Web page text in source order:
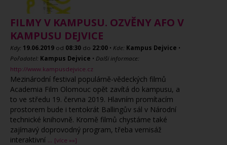
FILMY V KAMPUSU. OZVĚNY AFO V
KAMPUSU DEJVICE
Kdy: 19.06.2019 od 08:30 do 22:00 • Kde: Kampus Dejvice •
Pořadatel: Kampus Dejvice • Další informace:
http://www.kampusdejvice.cz
Mezinárodní festival populárně-vědeckých filmů
Academia Film Olomouc opět zavítá do kampusu, a
to ve středu 19. června 2019. Hlavním promítacím
prostorem bude i tentokrát Ballingův sál v Národní
technické knihovně. Kromě filmů chystáme také
zajímavý doprovodný program, třeba vernisáž
interaktivní ... [více »»]